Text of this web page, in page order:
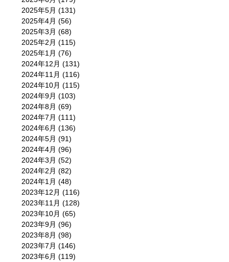
2025年5月 (131)
2025年4月 (56)
2025年3月 (68)
2025年2月 (115)
2025年1月 (76)
2024年12月 (131)
2024年11月 (116)
2024年10月 (115)
2024年9月 (103)
2024年8月 (69)
2024年7月 (111)
2024年6月 (136)
2024年5月 (91)
2024年4月 (96)
2024年3月 (52)
2024年2月 (82)
2024年1月 (48)
2023年12月 (116)
2023年11月 (128)
2023年10月 (65)
2023年9月 (96)
2023年8月 (98)
2023年7月 (146)
2023年6月 (119)